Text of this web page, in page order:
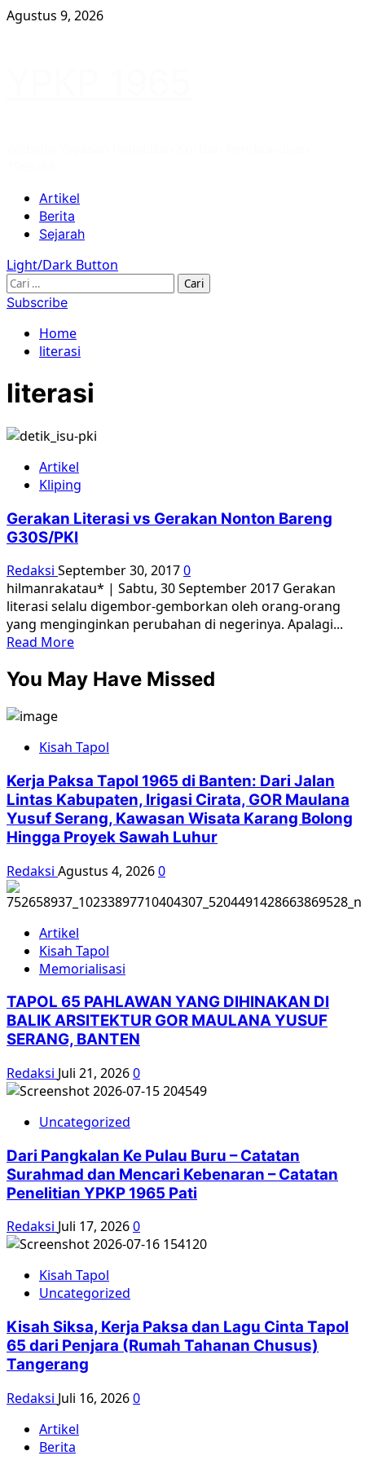
Skip
Agustus 9, 2026
Primary
Menu
Artikel
Berita
Sejarah
Light/Dark Button
Cari
untuk:
Subscribe
Home
literasi
literasi
Artikel
Kliping
Gerakan Literasi vs Gerakan Nonton Bareng
G30S/PKI
Redaksi September 30, 20170
hilmanrakatau* | Sabtu, 30 September 2017 Gerakan
literasi selalu digembor-gemborkan oleh orang-orang
yang menginginkan perubahan di negerinya. Apalagi...
Read MoreRead
about
Gerakan
Gerakan
Bareng
G30S/PKI
You May Have Missed
Kisah Tapol
Kerja Paksa Tapol 1965 di Banten: Dari Jalan
Lintas Kabupaten, Irigasi Cirata, GOR Maulana
Yusuf Serang, Kawasan Wisata Karang Bolong
Hingga Proyek Sawah Luhur
Redaksi Agustus 4, 20260
Artikel
Kisah Tapol
Memorialisasi
TAPOL 65 PAHLAWAN YANG DIHINAKAN DI
BALIK ARSITEKTUR GOR MAULANA YUSUF
SERANG, BANTEN
Redaksi Juli 21, 20260
Uncategorized
Dari Pangkalan Ke Pulau Buru – Catatan
Surahmad dan Mencari Kebenaran – Catatan
Penelitian YPKP 1965 Pati
Redaksi Juli 17, 20260
Kisah Tapol
Uncategorized
Kisah Siksa, Kerja Paksa dan Lagu Cinta Tapol
65 dari Penjara (Rumah Tahanan Chusus)
Tangerang
Redaksi Juli 16, 20260
Artikel
Berita